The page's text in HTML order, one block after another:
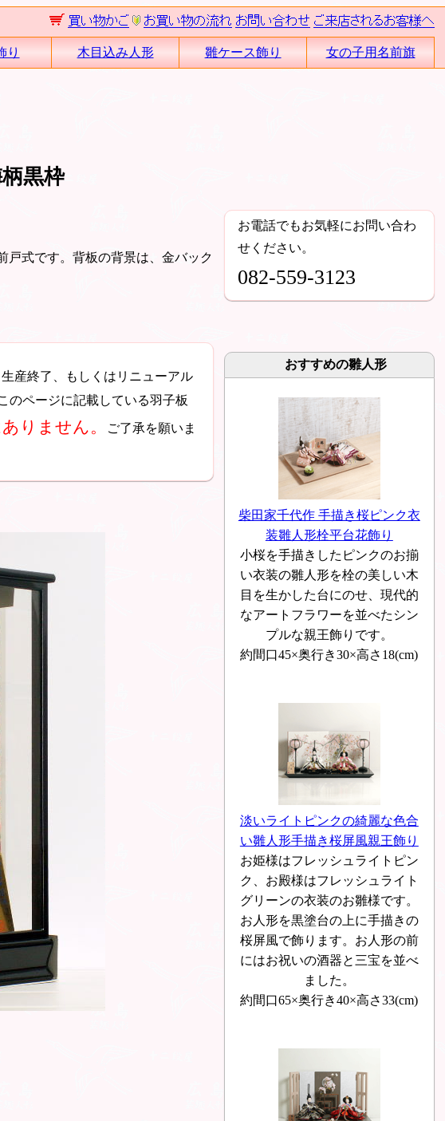
り 木目込み人形 雛ケース飾り 女の子用名前旗
黒枠
戸式です。背板の背景は、金バック
生産終了、もしくはリニューアル
のページに記載している羽子板
りません。
ご了承を願いま
お電話でもお気軽にお問い合わ
せください。
082-559-3123
おすすめの雛人形
柴田家千代作 手描き桜ピンク衣
装雛人形栓平台花飾り
小桜を手描きしたピンクのお揃
い衣装の雛人形を栓の美しい木
目を生かした台にのせ、現代的
なアートフラワーを並べたシン
プルな親王飾りです。
約間口45×奥行き30×高さ18(cm)
淡いライトピンクの綺麗な色合
い雛人形手描き桜屏風親王飾り
お姫様はフレッシュライトピン
ク、お殿様はフレッシュライト
グリーンの衣装のお雛様です。
お人形を黒塗台の上に手描きの
桜屏風で飾ります。お人形の前
にはお祝いの酒器と三宝を並べ
ました。
約間口65×奥行き40×高さ33(cm)